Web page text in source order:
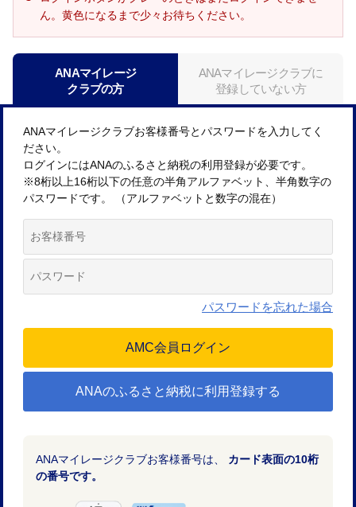
ん。黄色になるまで少々お待ちください。
ANAマイレージ
クラブの方
ANAマイレージクラブに
登録していない方
ANAマイレージクラブお客様番号とパスワードを入力してく
ださい。
ログインにはANAのふるさと納税の利用登録が必要です。
※8桁以上16桁以下の任意の半角アルファベット、半角数字の
パスワードです。 （アルファベットと数字の混在）
パスワードを忘れた場合
ANAのふるさと納税に利用登録する
ANAマイレージクラブお客様番号は、 カード表面の10桁
の番号です。